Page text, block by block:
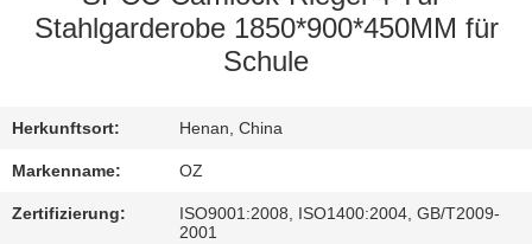
QUALITÄTSKONTROLLE
SIE
MIT
UNS
Stahlgarderobe 1850*900*450MM für
Schule
Herkunftsort: Henan, China
Markenname: OZ
Zertifizierung:
ISO9001:2008, ISO1400:2004, GB/T2009-
2001